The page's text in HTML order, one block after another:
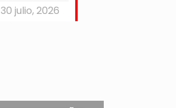
30 julio, 2026